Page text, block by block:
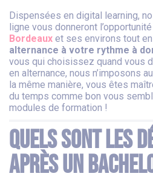
Dispensées en digital learning,
ligne vous donneront
Bordeaux et ses environs tout
alternance à votre rythme à
vous qui choisissez quand vous
en alternance, nous n’imposons
la même manière, vous êtes
du temps comme bon vous
modules de formation !
Quels sont les
après un